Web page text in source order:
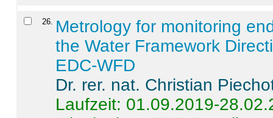
26. Metrology for monitoring
the Water Framework
EDC-WFD
Dr. rer. nat. Christian
Laufzeit: 01.09.2019-